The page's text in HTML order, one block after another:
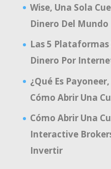
Wise, Una Sola
Dinero Del Mundo
Las 5 Plataformas
Dinero Por
¿Qué Es
Cómo Abrir Una
Cómo Abrir Una
Interactive
Invertir